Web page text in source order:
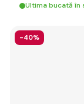
Ultima bucată în
-40%